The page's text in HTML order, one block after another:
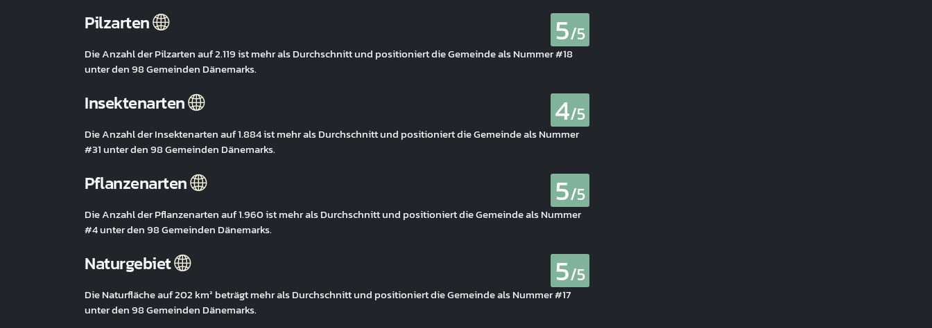
Pilzarten 5/5
Die Anzahl der Pilzarten auf 2.119 ist mehr als Durchschnitt und positioniert die Gemeinde als Nummer #18
unter den 98 Gemeinden Dänemarks.
Insektenarten 4/5
Die Anzahl der Insektenarten auf 1.884 ist mehr als Durchschnitt und positioniert die Gemeinde als Nummer
#31 unter den 98 Gemeinden Dänemarks.
Pflanzenarten 5/5
Die Anzahl der Pflanzenarten auf 1.960 ist mehr als Durchschnitt und positioniert die Gemeinde als Nummer
#4 unter den 98 Gemeinden Dänemarks.
Naturgebiet 5/5
Die Naturfläche auf 202 km² beträgt mehr als Durchschnitt und positioniert die Gemeinde als Nummer #17
unter den 98 Gemeinden Dänemarks.